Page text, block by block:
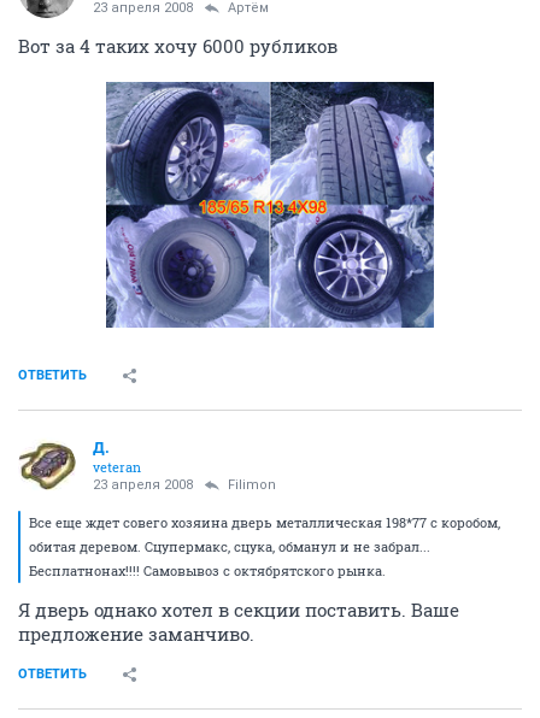
23 апреля 2008 Артём
Вот за 4 таких хочу 6000 рубликов
ОТВЕТИТЬ
Д.
veteran
23 апреля 2008 Filimon
Все еще ждет совего хозяина дверь металлическая 198*77 с коробом,
обитая деревом. Сцупермакс, сцука, обманул и не забрал...
Бесплатнонах!!!! Самовывоз с октябрятского рынка.
Я дверь однако хотел в секции поставить. Ваше
предложение заманчиво.
ОТВЕТИТЬ